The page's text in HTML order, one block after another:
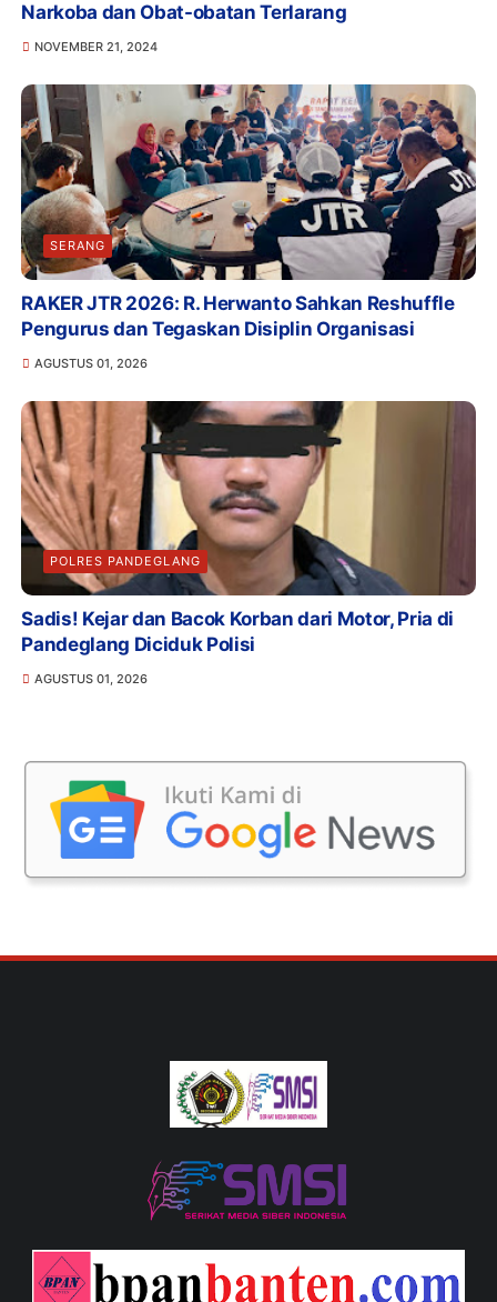
Narkoba dan Obat-obatan Terlarang
NOVEMBER 21, 2024
SERANG
RAKER JTR 2026: R. Herwanto Sahkan Reshuffle
Pengurus dan Tegaskan Disiplin Organisasi
AGUSTUS 01, 2026
POLRES PANDEGLANG
Sadis! Kejar dan Bacok Korban dari Motor, Pria di
Pandeglang Diciduk Polisi
AGUSTUS 01, 2026